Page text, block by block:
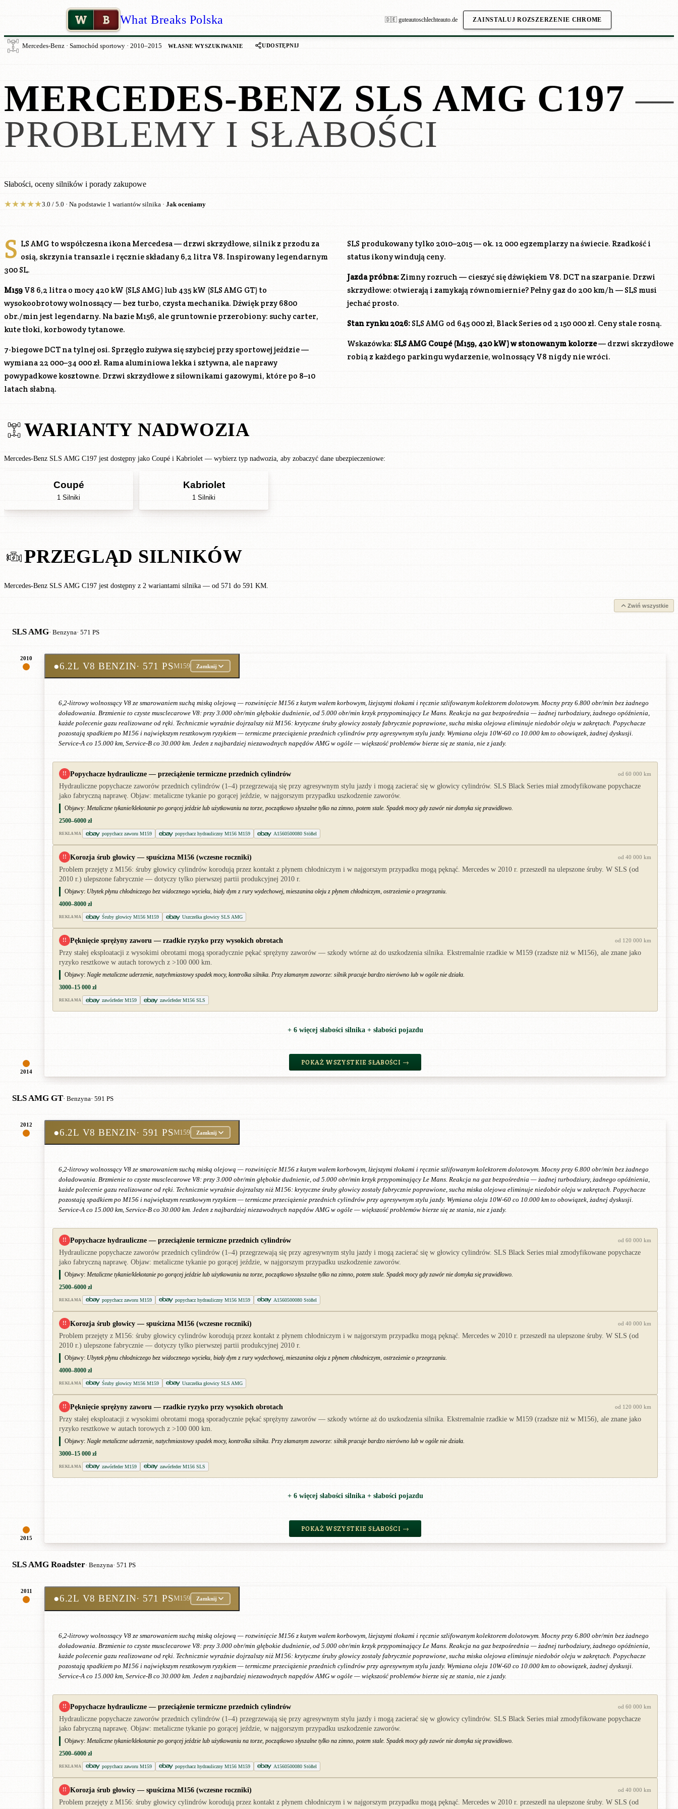
W B What Breaks Polska 🇩🇪 guteautoschlechteauto.de ZAINSTALUJ ROZSZERZENIE CHROME
Mercedes-Benz · Samochód sportowy · 2010–2015 WŁASNE WYSZUKIWANIE UDOSTĘPNIJ
MERCEDES-BENZ SLS AMG C197 —
PROBLEMY I SŁABOŚCI
Słabości, oceny silników i porady zakupowe
★★★★★3.0 / 5.0 · Na podstawie 1 wariantów silnika · Jak oceniamy
S LS AMG to współczesna ikona Mercedesa — drzwi skrzydłowe, silnik z przodu za
osią, skrzynia transaxle i ręcznie składany 6,2 litra V8. Inspirowany legendarnym
300 SL.
M159 V8 6,2 litra o mocy 420 kW (SLS AMG) lub 435 kW (SLS AMG GT) to
wysokoobrotowy wolnossący — bez turbo, czysta mechanika. Dźwięk przy 6800
obr./min jest legendarny. Na bazie M156, ale gruntownie przerobiony: suchy carter,
kute tłoki, korbowody tytanowe.
7-biegowe DCT na tylnej osi. Sprzęgło zużywa się szybciej przy sportowej jeździe —
wymiana 22 000–34 000 zł. Rama aluminiowa lekka i sztywna, ale naprawy
powypadkowe kosztowne. Drzwi skrzydłowe z siłownikami gazowymi, które po 8–10
latach słabną.
SLS produkowany tylko 2010–2015 — ok. 12 000 egzemplarzy na świecie. Rzadkość i
status ikony windują ceny.
Jazda próbna:Zimny rozruch — cieszyć się dźwiękiem V8. DCT na szarpanie. Drzwi
skrzydłowe: otwierają i zamykają równomiernie? Pełny gaz do 200 km/h — SLS musi
jechać prosto.
Stan rynku 2026: SLS AMG od 645 000 zł, Black Series od 2 150 000 zł. Ceny stale rosną.
Wskazówka: SLS AMG Coupé (M159, 420 kW) w stonowanym kolorze— drzwi skrzydłowe
robią z każdego parkingu wydarzenie, wolnossący V8 nigdy nie wróci.
WARIANTY NADWOZIA
Mercedes-Benz SLS AMG C197 jest dostępny jako Coupé i Kabriolet — wybierz typ nadwozia, aby zobaczyć dane ubezpieczeniowe:
Coupé
1 Silniki
Kabriolet
1 Silniki
PRZEGLĄD SILNIKÓW
Mercedes-Benz SLS AMG C197 jest dostępny z 2 wariantami silnika — od 571 do 591 KM.
Zwiń wszystkie
SLS AMG· Benzyna· 571 PS
2010
2014
●6.2L V8 BENZIN· 571 PSM159 Zamknij
6,2-litrowy wolnossący V8 ze smarowaniem suchą miską olejową — rozwinięcie M156 z kutym wałem korbowym, lżejszymi tłokami i ręcznie szlifowanym kolektorem dolotowym. Mocny przy 6.800 obr/min bez żadnego
doładowania. Brzmienie to czyste musclecarowe V8: przy 3.000 obr/min głębokie dudnienie, od 5.000 obr/min krzyk przypominający Le Mans. Reakcja na gaz bezpośrednia — żadnej turbodziury, żadnego opóźnienia,
każde polecenie gazu realizowane od ręki. Technicznie wyraźnie dojrzalszy niż M156: krytyczne śruby głowicy zostały fabrycznie poprawione, sucha miska olejowa eliminuje niedobór oleju w zakrętach. Popychacze
pozostają spadkiem po M156 i największym resztkowym ryzykiem — termiczne przeciążenie przednich cylindrów przy agresywnym stylu jazdy. Wymiana oleju 10W-60 co 10.000 km to obowiązek, żadnej dyskusji.
Service-A co 15.000 km, Service-B co 30.000 km. Jeden z najbardziej niezawodnych napędów AMG w ogóle — większość problemów bierze się ze stania, nie z jazdy.
!! Popychacze hydrauliczne — przeciążenie termiczne przednich cylindrów od 60 000 km
Hydrauliczne popychacze zaworów przednich cylindrów (1–4) przegrzewają się przy agresywnym stylu jazdy i mogą zacierać się w głowicy cylindrów. SLS Black Series miał zmodyfikowane popychacze
jako fabryczną naprawę. Objaw: metaliczne tykanie po gorącej jeździe, w najgorszym przypadku uszkodzenie zaworów.
Objawy: Metaliczne tykanie/klekotanie po gorącej jeździe lub użytkowaniu na torze, początkowo słyszalne tylko na zimno, potem stale. Spadek mocy gdy zawór nie domyka się prawidłowo.
2500–6000 zł
REKLAMA popychacz zaworu M159 popychacz hydrauliczny M156 M159 A1560500080 Stößel
!! Korozja śrub głowicy — spuścizna M156 (wczesne roczniki) od 40 000 km
Problem przejęty z M156: śruby głowicy cylindrów korodują przez kontakt z płynem chłodniczym i w najgorszym przypadku mogą pęknąć. Mercedes w 2010 r. przeszedł na ulepszone śruby. W SLS (od
2010 r.) ulepszone fabrycznie — dotyczy tylko pierwszej partii produkcyjnej 2010 r.
Objawy: Ubytek płynu chłodniczego bez widocznego wycieku, biały dym z rury wydechowej, mieszanina oleju z płynem chłodniczym, ostrzeżenie o przegrzaniu.
4000–8000 zł
REKLAMA Śruby głowicy M156 M159 Uszczelka głowicy SLS AMG
!! Pęknięcie sprężyny zaworu — rzadkie ryzyko przy wysokich obrotach od 120 000 km
Przy stałej eksploatacji z wysokimi obrotami mogą sporadycznie pękać sprężyny zaworów — szkody wtórne aż do uszkodzenia silnika. Ekstremalnie rzadkie w M159 (rzadsze niż w M156), ale znane jako
ryzyko resztkowe w autach torowych z >100 000 km.
Objawy: Nagłe metaliczne uderzenie, natychmiastowy spadek mocy, kontrolka silnika. Przy złamanym zaworze: silnik pracuje bardzo nierówno lub w ogóle nie działa.
3000–15 000 zł
REKLAMA zawórfeder M159 zawórfeder M156 SLS
+ 6 więcej słabości silnika + słabości pojazdu
POKAŻ WSZYSTKIE SŁABOŚCI →
SLS AMG GT· Benzyna· 591 PS
2012
2015
●6.2L V8 BENZIN· 591 PSM159 Zamknij
6,2-litrowy wolnossący V8 ze smarowaniem suchą miską olejową — rozwinięcie M156 z kutym wałem korbowym, lżejszymi tłokami i ręcznie szlifowanym kolektorem dolotowym. Mocny przy 6.800 obr/min bez żadnego
doładowania. Brzmienie to czyste musclecarowe V8: przy 3.000 obr/min głębokie dudnienie, od 5.000 obr/min krzyk przypominający Le Mans. Reakcja na gaz bezpośrednia — żadnej turbodziury, żadnego opóźnienia,
każde polecenie gazu realizowane od ręki. Technicznie wyraźnie dojrzalszy niż M156: krytyczne śruby głowicy zostały fabrycznie poprawione, sucha miska olejowa eliminuje niedobór oleju w zakrętach. Popychacze
pozostają spadkiem po M156 i największym resztkowym ryzykiem — termiczne przeciążenie przednich cylindrów przy agresywnym stylu jazdy. Wymiana oleju 10W-60 co 10.000 km to obowiązek, żadnej dyskusji.
Service-A co 15.000 km, Service-B co 30.000 km. Jeden z najbardziej niezawodnych napędów AMG w ogóle — większość problemów bierze się ze stania, nie z jazdy.
!! Popychacze hydrauliczne — przeciążenie termiczne przednich cylindrów od 60 000 km
Hydrauliczne popychacze zaworów przednich cylindrów (1–4) przegrzewają się przy agresywnym stylu jazdy i mogą zacierać się w głowicy cylindrów. SLS Black Series miał zmodyfikowane popychacze
jako fabryczną naprawę. Objaw: metaliczne tykanie po gorącej jeździe, w najgorszym przypadku uszkodzenie zaworów.
Objawy: Metaliczne tykanie/klekotanie po gorącej jeździe lub użytkowaniu na torze, początkowo słyszalne tylko na zimno, potem stale. Spadek mocy gdy zawór nie domyka się prawidłowo.
2500–6000 zł
REKLAMA popychacz zaworu M159 popychacz hydrauliczny M156 M159 A1560500080 Stößel
!! Korozja śrub głowicy — spuścizna M156 (wczesne roczniki) od 40 000 km
Problem przejęty z M156: śruby głowicy cylindrów korodują przez kontakt z płynem chłodniczym i w najgorszym przypadku mogą pęknąć. Mercedes w 2010 r. przeszedł na ulepszone śruby. W SLS (od
2010 r.) ulepszone fabrycznie — dotyczy tylko pierwszej partii produkcyjnej 2010 r.
Objawy: Ubytek płynu chłodniczego bez widocznego wycieku, biały dym z rury wydechowej, mieszanina oleju z płynem chłodniczym, ostrzeżenie o przegrzaniu.
4000–8000 zł
REKLAMA Śruby głowicy M156 M159 Uszczelka głowicy SLS AMG
!! Pęknięcie sprężyny zaworu — rzadkie ryzyko przy wysokich obrotach od 120 000 km
Przy stałej eksploatacji z wysokimi obrotami mogą sporadycznie pękać sprężyny zaworów — szkody wtórne aż do uszkodzenia silnika. Ekstremalnie rzadkie w M159 (rzadsze niż w M156), ale znane jako
ryzyko resztkowe w autach torowych z >100 000 km.
Objawy: Nagłe metaliczne uderzenie, natychmiastowy spadek mocy, kontrolka silnika. Przy złamanym zaworze: silnik pracuje bardzo nierówno lub w ogóle nie działa.
3000–15 000 zł
REKLAMA zawórfeder M159 zawórfeder M156 SLS
+ 6 więcej słabości silnika + słabości pojazdu
POKAŻ WSZYSTKIE SŁABOŚCI →
SLS AMG Roadster· Benzyna· 571 PS
2011
●6.2L V8 BENZIN· 571 PSM159 Zamknij
6,2-litrowy wolnossący V8 ze smarowaniem suchą miską olejową — rozwinięcie M156 z kutym wałem korbowym, lżejszymi tłokami i ręcznie szlifowanym kolektorem dolotowym. Mocny przy 6.800 obr/min bez żadnego
doładowania. Brzmienie to czyste musclecarowe V8: przy 3.000 obr/min głębokie dudnienie, od 5.000 obr/min krzyk przypominający Le Mans. Reakcja na gaz bezpośrednia — żadnej turbodziury, żadnego opóźnienia,
każde polecenie gazu realizowane od ręki. Technicznie wyraźnie dojrzalszy niż M156: krytyczne śruby głowicy zostały fabrycznie poprawione, sucha miska olejowa eliminuje niedobór oleju w zakrętach. Popychacze
pozostają spadkiem po M156 i największym resztkowym ryzykiem — termiczne przeciążenie przednich cylindrów przy agresywnym stylu jazdy. Wymiana oleju 10W-60 co 10.000 km to obowiązek, żadnej dyskusji.
Service-A co 15.000 km, Service-B co 30.000 km. Jeden z najbardziej niezawodnych napędów AMG w ogóle — większość problemów bierze się ze stania, nie z jazdy.
!! Popychacze hydrauliczne — przeciążenie termiczne przednich cylindrów od 60 000 km
Hydrauliczne popychacze zaworów przednich cylindrów (1–4) przegrzewają się przy agresywnym stylu jazdy i mogą zacierać się w głowicy cylindrów. SLS Black Series miał zmodyfikowane popychacze
jako fabryczną naprawę. Objaw: metaliczne tykanie po gorącej jeździe, w najgorszym przypadku uszkodzenie zaworów.
Objawy: Metaliczne tykanie/klekotanie po gorącej jeździe lub użytkowaniu na torze, początkowo słyszalne tylko na zimno, potem stale. Spadek mocy gdy zawór nie domyka się prawidłowo.
2500–6000 zł
REKLAMA popychacz zaworu M159 popychacz hydrauliczny M156 M159 A1560500080 Stößel
!! Korozja śrub głowicy — spuścizna M156 (wczesne roczniki) od 40 000 km
Problem przejęty z M156: śruby głowicy cylindrów korodują przez kontakt z płynem chłodniczym i w najgorszym przypadku mogą pęknąć. Mercedes w 2010 r. przeszedł na ulepszone śruby. W SLS (od